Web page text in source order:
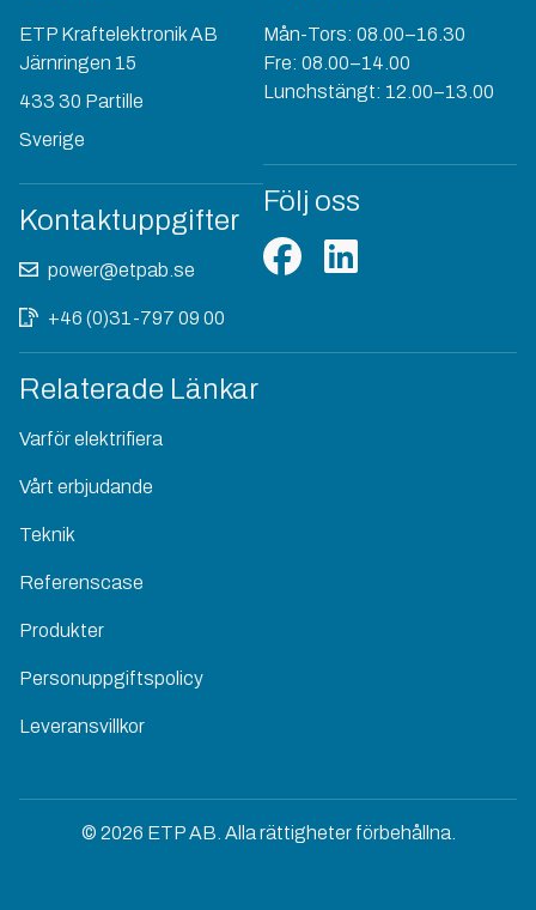
ETP Kraftelektronik AB
Järnringen 15
433 30 Partille
Sverige
Kontaktuppgifter
power@etpab.se
+46 (0)31-797 09 00
Mån-Tors: 08.00–16.30
Fre: 08.00–14.00
Lunchstängt: 12.00–13.00
Följ oss
Relaterade Länkar
Varför elektrifiera
Vårt erbjudande
Teknik
Referenscase
Produkter
Personuppgiftspolicy
Leveransvillkor
© 2026 ETP AB. Alla rättigheter förbehållna.